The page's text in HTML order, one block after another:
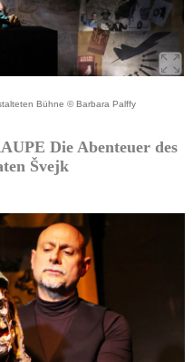
Bühne © Barbara Palffy
Die Abenteuer des
Švejk